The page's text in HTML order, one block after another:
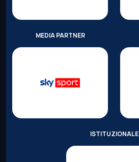
MEDIA PARTNER
ISTITUZIONALE